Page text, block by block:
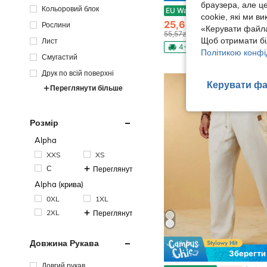
Кольоровий блок
Рослини
Лист
Смугастий
Друк по всій поверхні
Переглянути більше
Розмір
Alpha
XXS
XS
С
Переглянути більше
Alpha (крива)
0XL
1XL
2XL
Переглянути більше
Довжина Рукава
EU Warehouse -53% EMERY ROSE Жіночий топ великих розмірів з круглим вирізом та
25,65zł
55,57zł
найнижча ціна
4-5 робочих днів
Зберегти
браузера, але
cookie, які ми
«Керувати
Щоб отримати
Політикою
Керувати